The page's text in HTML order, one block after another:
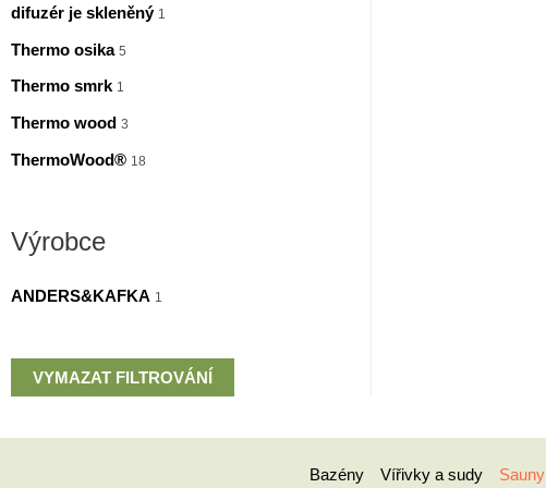
difuzér je skleněný 1
Thermo osika 5
Thermo smrk 1
Thermo wood 3
ThermoWood® 18
Výrobce
ANDERS&KAFKA 1
VYMAZAT FILTROVÁNÍ
Bazény Vířivky a sudy Sauny